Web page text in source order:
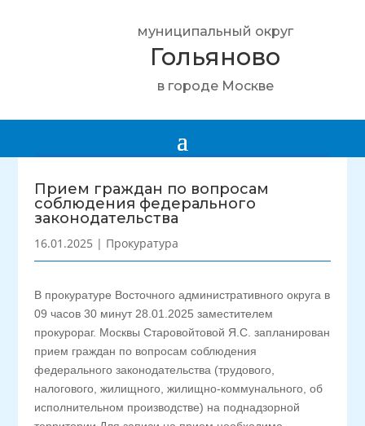
муниципальный округ
Гольяново
в городе Москве
Прием граждан по вопросам
соблюдения федерального
законодательства
16.01.2025 | Прокуратура
В прокуратуре Восточного административного округа в
09 часов 30 минут 28.01.2025 заместителем
прокурораг. Москвы Старовойтовой Я.С. запланирован
прием граждан по вопросам соблюдения
федерального законодательства (трудового,
налогового, жилищного, жилищно-коммунального, об
исполнительном производстве) на поднадзорной